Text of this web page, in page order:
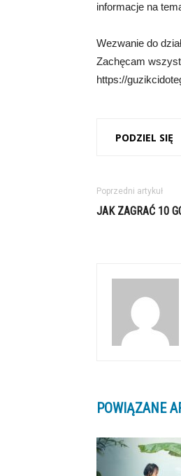
informacje na
Wezwanie do
Zachęcam
https://
PODZIEL SIĘ
Poprzedni artykuł
JAK ZAGRAĆ 10
POWIĄZANE